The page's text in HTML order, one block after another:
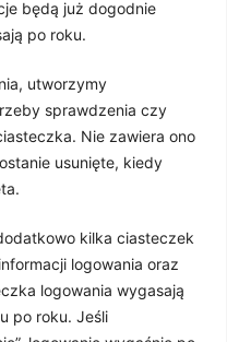
będą już dogodnie
po roku.
utworzymy
sprawdzenia czy
Nie zawiera ono
usunięte, kiedy
kilka ciasteczek
logowania oraz
logowania wygasają
po roku. Jeśli
Search